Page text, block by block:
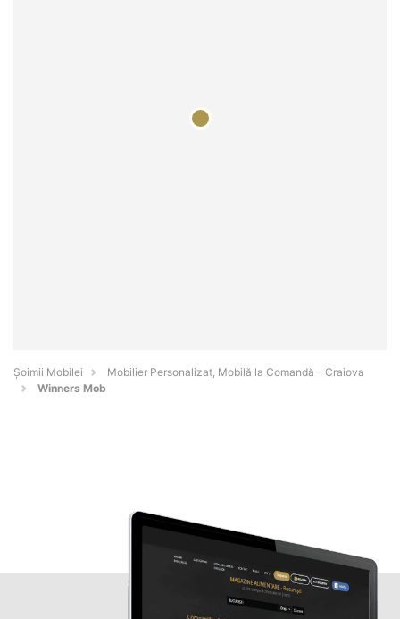
Șoimii Mobilei
Mobilier Personalizat, Mobilă la Comandă - Craiova
Winners Mob